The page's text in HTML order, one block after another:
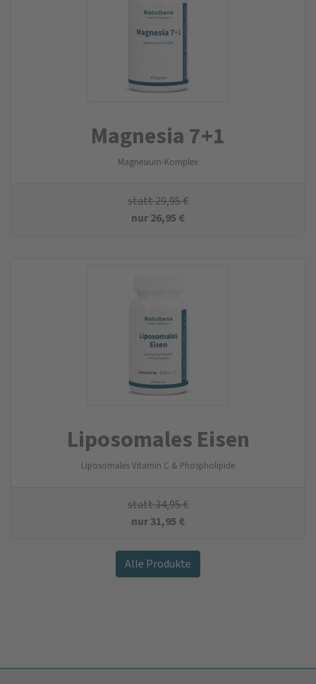
Magnesia 7+1
Magnesium-Komplex
statt29,95€
nur26,95 €
Liposomales Eisen
Liposomales Vitamin C & Phospholipide
statt34,95€
nur31,95 €
Alle Produkte